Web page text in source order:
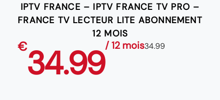
IPTV FRANCE – IPTV FRANCE TV PRO –
FRANCE TV LECTEUR LITE ABONNEMENT
12 MOIS
€34.99/ 12 mois34.99